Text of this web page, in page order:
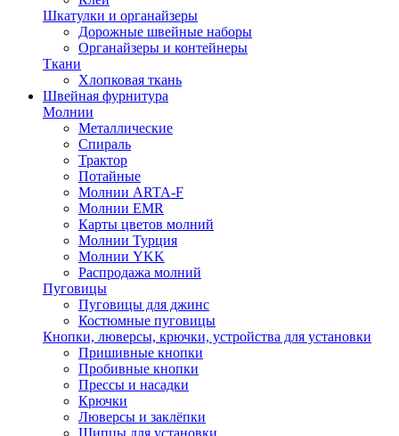
Шкатулки и органайзеры
Дорожные швейные наборы
Органайзеры и контейнеры
Ткани
Хлопковая ткань
Швейная фурнитура
Молнии
Металлические
Спираль
Трактор
Потайные
Молнии ARTA-F
Молнии EMR
Карты цветов молний
Молнии Турция
Молнии YKK
Распродажа молний
Пуговицы
Пуговицы для джинс
Костюмные пуговицы
Кнопки, люверсы, крючки, устройства для установки
Пришивные кнопки
Пробивные кнопки
Прессы и насадки
Крючки
Люверсы и заклёпки
Щипцы для установки